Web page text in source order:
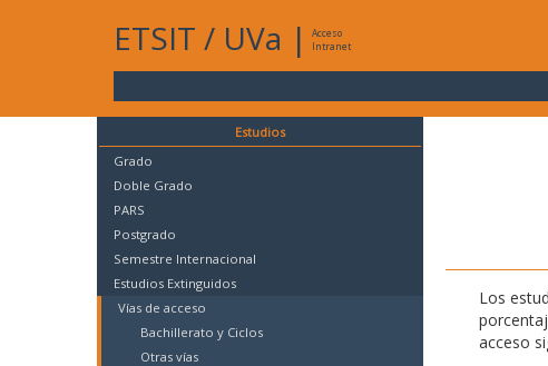
ETSIT / UVa |
Acceso
Intranet
Estudios
Grado
Doble Grado
PARS
Postgrado
Semestre Internacional
Estudios Extinguidos
Vías de acceso
Bachillerato y Ciclos
Otras vías
Los
acceso